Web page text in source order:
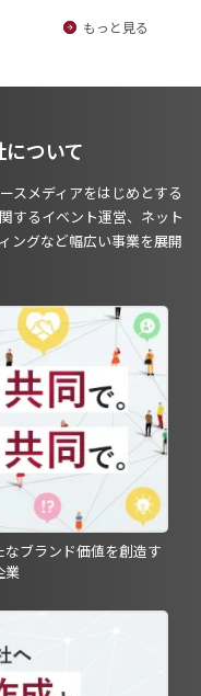
もっと見る
ついて
スメディアをはじめとする
するイベント運営、ネット
ングなど幅広い事業を展開
なブランド価値を創造す
業